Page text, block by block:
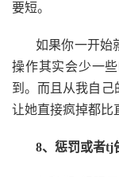
要短。
如果你一开始
操作其实会少一
到。而且从我自己
让她直接疯掉都比
8、惩罚或者tj